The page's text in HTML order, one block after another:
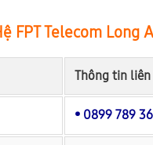
FPT Telecom Long
Thông tin liên
• 0899 789